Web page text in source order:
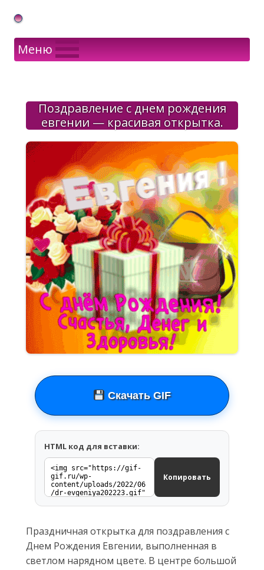
Gif Открытки в подарок
Меню
Поздравление с днем рождения
евгении — красивая открытка.
Скачать GIF
HTML код для вставки:
Копировать
Праздничная открытка для поздравления с
Днем Рождения Евгении, выполненная в
светлом нарядном цвете. В центре большой